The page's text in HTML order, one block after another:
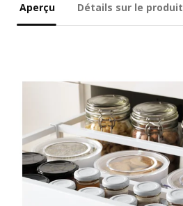
Aperçu Détails sur le produit